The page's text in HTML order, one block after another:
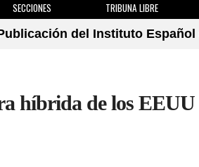
SECCIONES TRIBUNA LIBRE
del Instituto
híbrida de los EEUU